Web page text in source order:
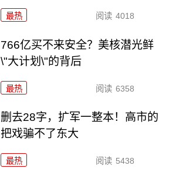
最热 阅读 4018
766亿买不来安全？美核潜光鲜
\"大计划\"的背后
最热 阅读 6358
删去28字，扩军一整本！高市的
把戏骗不了东大
最热 阅读 5438